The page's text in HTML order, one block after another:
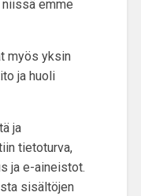
emme
myös yksin
ja huoli
ja
tietoturva,
ja e-aineistot.
sisältöjen